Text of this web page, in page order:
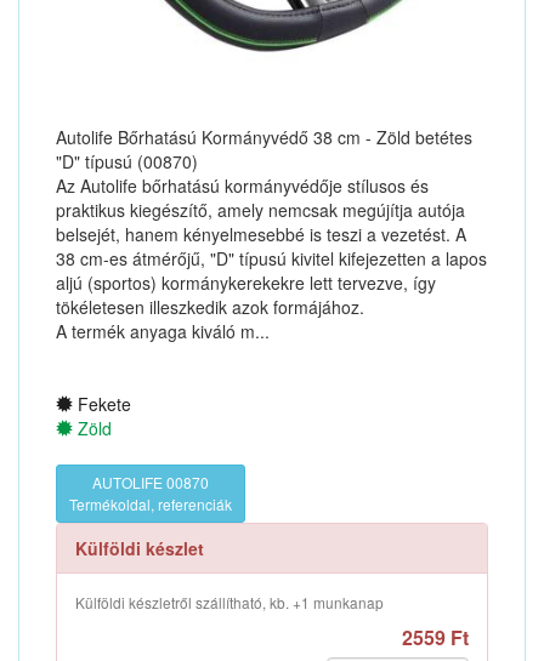
Autolife Bőrhatású Kormányvédő 38 cm - Zöld betétes
"D" típusú (00870)
Az Autolife bőrhatású kormányvédője stílusos és
praktikus kiegészítő, amely nemcsak megújítja autója
belsejét, hanem kényelmesebbé is teszi a vezetést. A
38 cm-es átmérőjű, "D" típusú kivitel kifejezetten a lapos
aljú (sportos) kormánykerekekre lett tervezve, így
tökéletesen illeszkedik azok formájához.
A termék anyaga kiváló m...
Fekete
Zöld
AUTOLIFE 00870
Termékoldal, referenciák
Külföldi készlet
Külföldi készletről szállítható, kb. +1 munkanap
2559 Ft